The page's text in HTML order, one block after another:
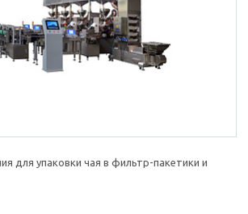
для упаковки чая в фильтр-пакетики и